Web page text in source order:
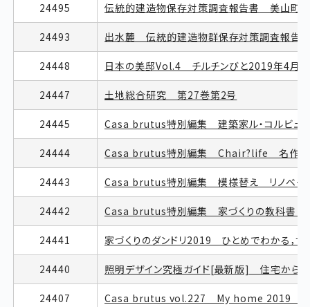
24495 伝統的建造物保存対策調査報告書 美山町
24493 出水麓 伝統的建造物群保存対策調査報告
24448 日本の美邸Vol.4 チルチンびと2019年4月
24447 土地総合研究 第27巻第2号
24445 Casa brutus特別編集 建築家ル・コルビュ
24444 Casa brutus特別編集 Chair?life 名作椅
24443 Casa brutus特別編集 模様替え リノベー
24442 Casa brutus特別編集 家づくりの教科書
24441 家づくりのダンドリ2019 ひとめでわかる，
24440 照明デザイン究極ガイド[最新版] 住宅から
24407 Casa brutus vol.227 My home 2019 理